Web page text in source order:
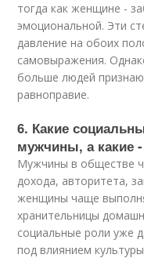
тогда как женщине -
эмоциональной. Эти
давление на обоих
самовыражения.
больше людей
равноправие.
6. Какие
мужчины, а какие
Мужчины в обществе
дохода, авторитета,
женщины чаще
хранительницы
социальные роли уже
под влиянием